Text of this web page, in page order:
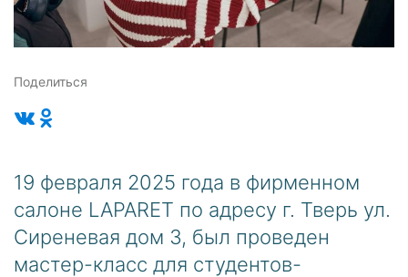
Поделиться
19 февраля 2025 года в фирменном
салоне LAPARET по адресу г. Тверь ул.
Сиреневая дом 3, был проведен
мастер-класс для студентов-